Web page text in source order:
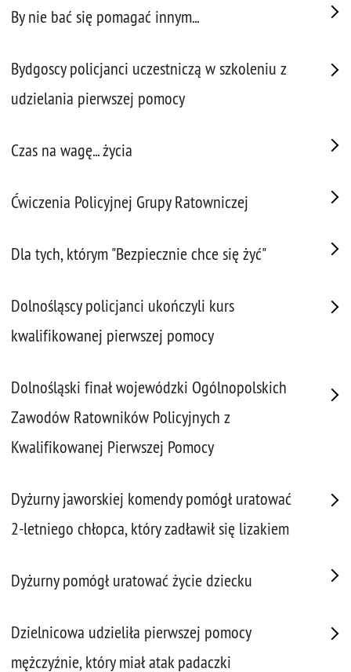
By nie bać się pomagać innym...
Bydgoscy policjanci uczestniczą w szkoleniu z
udzielania pierwszej pomocy
Czas na wagę... życia
Ćwiczenia Policyjnej Grupy Ratowniczej
Dla tych, którym "Bezpiecznie chce się żyć"
Dolnośląscy policjanci ukończyli kurs
kwalifikowanej pierwszej pomocy
Dolnośląski finał wojewódzki Ogólnopolskich
Zawodów Ratowników Policyjnych z
Kwalifikowanej Pierwszej Pomocy
Dyżurny jaworskiej komendy pomógł uratować
2-letniego chłopca, który zadławił się lizakiem
Dyżurny pomógł uratować życie dziecku
Dzielnicowa udzieliła pierwszej pomocy
mężczyźnie, który miał atak padaczki